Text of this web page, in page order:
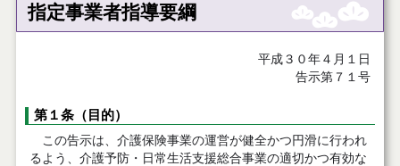
指定事業者指導要綱
平成３０年４月１日
告示第７１号
第１条（目的）
この告示は、介護保険事業の運営が健全かつ円滑に行われ
るよう、介護予防・日常生活支援総合事業の適切かつ有効な